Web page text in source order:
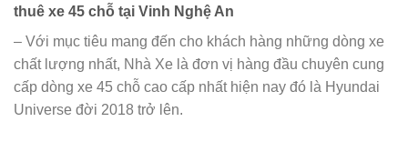
thuê xe 45 chỗ tại Vinh Nghệ An
– Với mục tiêu mang đến cho khách hàng những dòng xe
chất lượng nhất, Nhà Xe là đơn vị hàng đầu chuyên cung
cấp dòng xe 45 chỗ cao cấp nhất hiện nay đó là Hyundai
Universe đời 2018 trở lên.